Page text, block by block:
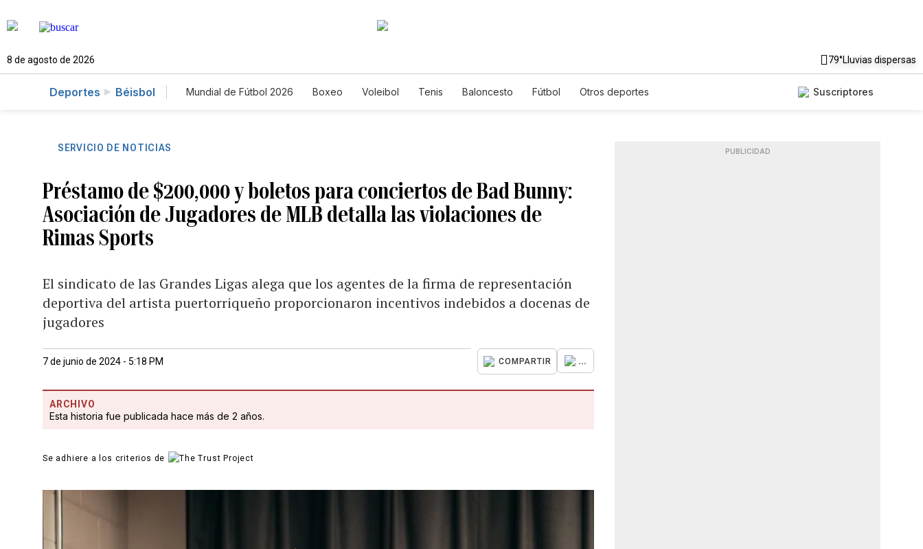
8 de agosto de 2026 79°Lluvias dispersas
Deportes Béisbol Mundial de Fútbol 2026 Boxeo Voleibol Tenis Baloncesto Fútbol Otros deportes Suscriptores
SERVICIO DE NOTICIAS
Préstamo de $200,000 y boletos para conciertos de Bad Bunny:
Asociación de Jugadores de MLB detalla las violaciones de
Rimas Sports
El sindicato de las Grandes Ligas alega que los agentes de la firma de representación
deportiva del artista puertorriqueño proporcionaron incentivos indebidos a docenas de
jugadores
7 de junio de 2024 - 5:18 PM COMPARTIR ...
ARCHIVO
Esta historia fue publicada hace más de 2 años.
Se adhiere a los criterios de
PUBLICIDAD